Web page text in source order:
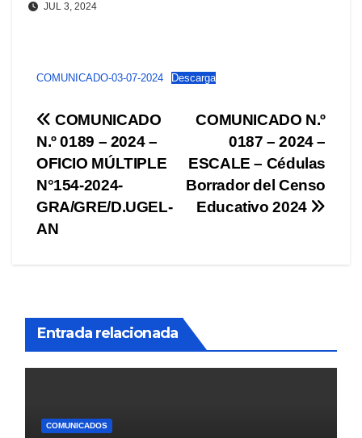
JUL 3, 2024
COMUNICADO-03-07-2024 Descarga
Navegación
de
entradas
COMUNICADO N.º
0187 – 2024 –
ESCALE – Cédulas
Borrador del Censo
Educativo 2024
COMUNICADO
N.º 0189 – 2024 –
OFICIO MÚLTIPLE
N°154-2024-
GRA/GRE/D.UGEL-
AN
Entrada relacionada
COMUNICADOS